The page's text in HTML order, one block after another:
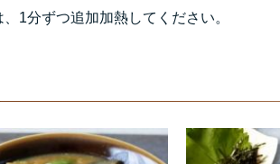
1分ずつ追加加熱してください。